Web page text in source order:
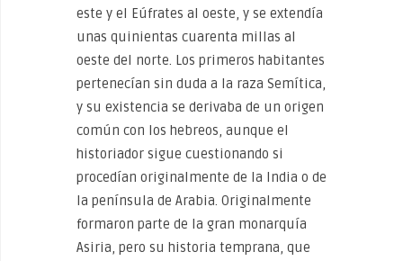
este y el Eúfrates al oeste, y se extendía
unas quinientas cuarenta millas al
oeste del norte. Los primeros habitantes
pertenecían sin duda a la raza Semítica,
y su existencia se derivaba de un origen
común con los hebreos, aunque el
historiador sigue cuestionando si
procedían originalmente de la India o de
la península de Arabia. Originalmente
formaron parte de la gran monarquía
Asiria, pero su historia temprana, que